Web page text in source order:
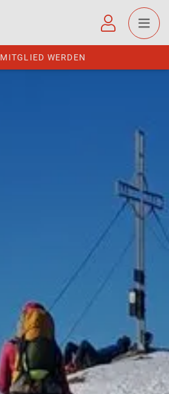
MITGLIED WERDEN